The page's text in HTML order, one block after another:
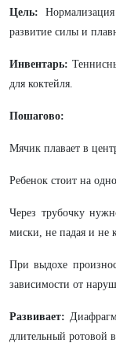
Цель:
развитие силы и
Инвентарь:
для коктейля.
Пошагово:
Мячик плавает в
Ребенок стоит на
Через трубочку
миски, не падая и не
При выдохе
зависимости от
Развивает:
длительный ротовой